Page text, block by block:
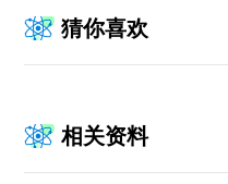
猜你喜欢
相关资料